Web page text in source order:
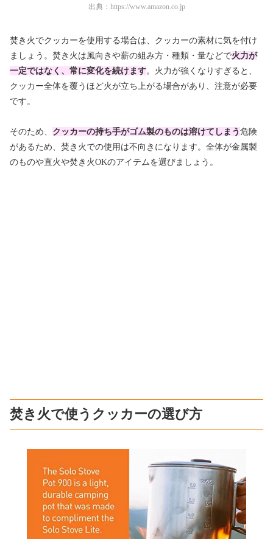
出典： https://www.amazon.co.jp
焚き火でクッカーを使用する場合は、クッカーの素材に気を付け
ましょう。焚き火は風向きや薪の組み方・種類・量などで火力が
一定ではなく、常に変化を続けます。火力が強くなりすぎると、
クッカー全体を覆うほど火が立ち上がる場合があり、注意が必要
です。
そのため、 クッカーの持ち手がゴム製のものは溶けてしまう 危険
があるため、焚き火での使用は不向きになります。全体が金属製
のものや直火や焚き火OKのアイテムを選びましょう。
焚き火で使うクッカーの選び方